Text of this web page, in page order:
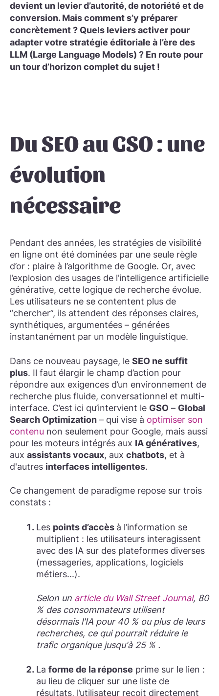
devient un levier d’autorité, de notoriété et de
conversion. Mais comment s’y préparer
concrètement ? Quels leviers activer pour
adapter votre stratégie éditoriale à l’ère des
LLM (Large Language Models) ? En route pour
un tour d’horizon complet du sujet !
Du SEO au GSO : une
évolution
nécessaire
Pendant des années, les stratégies de visibilité
en ligne ont été dominées par une seule règle
d’or : plaire à l’algorithme de Google. Or, avec
l’explosion des usages de l’intelligence artificielle
générative, cette logique de recherche évolue.
Les utilisateurs ne se contentent plus de
“chercher”, ils attendent des réponses claires,
synthétiques, argumentées – générées
instantanément par un modèle linguistique.
Dans ce nouveau paysage, le SEO ne suffit
plus. Il faut élargir le champ d’action pour
répondre aux exigences d’un environnement de
recherche plus fluide, conversationnel et multi-
interface. C’est ici qu’intervient le GSO – Global
Search Optimization – qui vise à optimiser son
contenu non seulement pour Google, mais aussi
pour les moteurs intégrés aux IA génératives,
aux assistants vocaux, aux chatbots, et à
d'autres interfaces intelligentes.
Ce changement de paradigme repose sur trois
constats :
Les points d’accès à l’information se
multiplient : les utilisateurs interagissent
avec des IA sur des plateformes diverses
(messageries, applications, logiciels
métiers...).
Selon un article du Wall Street Journal, 80
% des consommateurs utilisent
désormais l'IA pour 40 % ou plus de leurs
recherches, ce qui pourrait réduire le
trafic organique jusqu'à 25 % .
La forme de la réponse prime sur le lien :
au lieu de cliquer sur une liste de
résultats, l’utilisateur reçoit directement